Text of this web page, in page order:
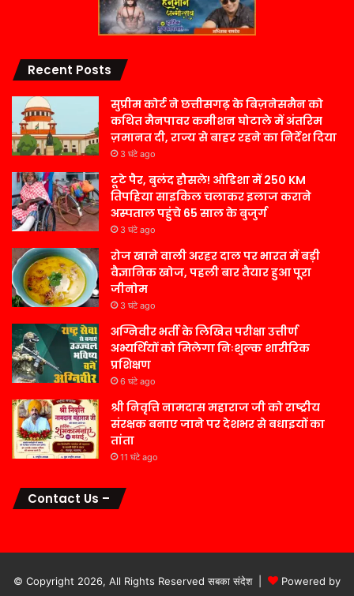
Recent Posts
सुप्रीम कोर्ट ने छत्तीसगढ़ के बिज़नेसमैन को
कथित मैनपावर कमीशन घोटाले में अंतरिम
ज़मानत दी, राज्य से बाहर रहने का निर्देश दिया
3 घंटे ago
टूटे पैर, बुलंद हौसले! ओडिशा में 250 KM
तिपहिया साइकिल चलाकर इलाज कराने
अस्पताल पहुंचे 65 साल के बुजुर्ग
3 घंटे ago
रोज खाने वाली अरहर दाल पर भारत में बड़ी
वैज्ञानिक खोज, पहली बार तैयार हुआ पूरा
जीनोम
3 घंटे ago
अग्निवीर भर्ती के लिखित परीक्षा उत्तीर्ण
अभ्यर्थियों को मिलेगा निःशुल्क शारीरिक
प्रशिक्षण
6 घंटे ago
श्री निवृत्ति नामदास महाराज जी को राष्ट्रीय
संरक्षक बनाए जाने पर देशभर से बधाइयों का
तांता
11 घंटे ago
Contact Us –
© Copyright 2026, All Rights Reserved सबका संदेश | Powered by